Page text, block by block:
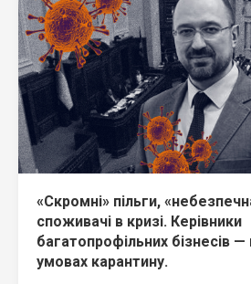
«Скромні» пільги,
споживачі в кризі. Керівники
багатопрофільних бізнесів
умовах карантину.